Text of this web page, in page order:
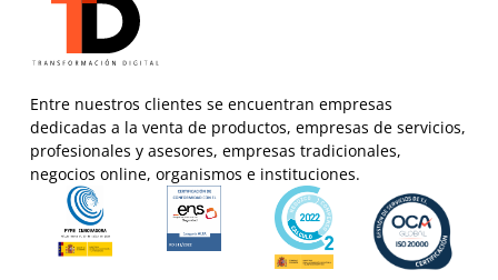
Entre nuestros clientes se encuentran empresas
dedicadas a la venta de productos, empresas de servicios,
profesionales y asesores, empresas tradicionales,
negocios online, organismos e instituciones.